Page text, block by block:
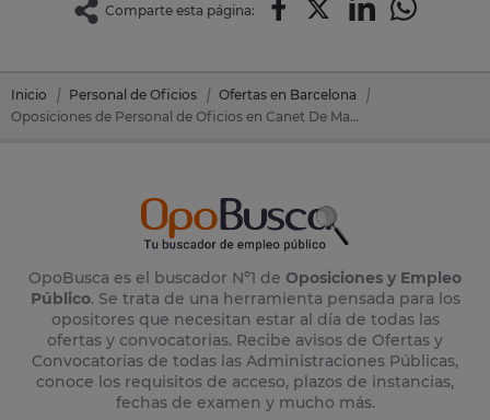
Comparte esta página:
Inicio Personal de Oficios
Ofertas en Barcelona
Oposiciones de Personal de Oficios en Canet De Mar (Barcelona)
OpoBusca es el buscador Nº1 de Oposiciones y Empleo
Público. Se trata de una herramienta pensada para los
opositores que necesitan estar al día de todas las
ofertas y convocatorias. Recibe avisos de Ofertas y
Convocatorias de todas las Administraciones Públicas,
conoce los requisitos de acceso, plazos de instancias,
fechas de examen y mucho más.